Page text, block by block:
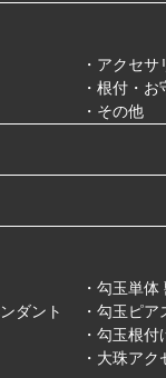
・アクセサ
・根付・お
・その他
・勾玉単体
ダント
・勾玉ピ
・勾玉根付
・大珠アク